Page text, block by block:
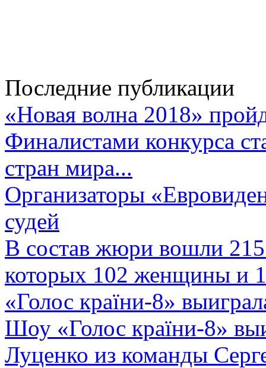
Последние публикации
«Новая волна 2018»
Финалистами конкурса
стран мира...
Организаторы
судей
В состав жюри вошли 215
которых 102 женщины и
«Голос країни-8»
Шоу «Голос країни-8»
Луценко из команды